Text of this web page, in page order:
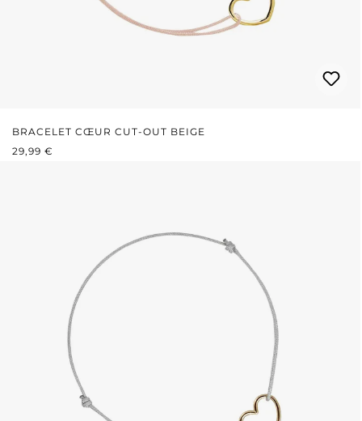
BRACELET CŒUR CUT-OUT BEIGE
PRIX RÉGULIER :
29,99 €